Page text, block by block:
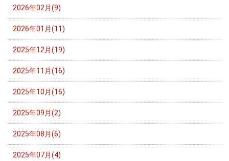
2026年02月(9)
2026年01月(11)
2025年12月(19)
2025年11月(16)
2025年10月(16)
2025年09月(2)
2025年08月(6)
2025年07月(4)